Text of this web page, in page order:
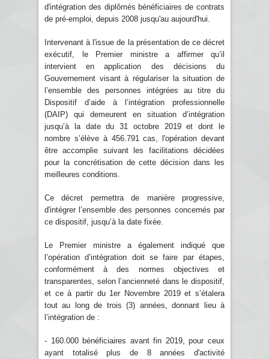
d'intégration des diplômés bénéficiaires de contrats
de pré-emploi, depuis 2008 jusqu'au aujourd'hui.
Intervenant à l'issue de la présentation de ce décret
exécutif, le Premier ministre a affirmer qu’il
intervient en application des décisions du
Gouvernement visant à régulariser la situation de
l’ensemble des personnes intégrées au titre du
Dispositif d’aide à l’intégration professionnelle
(DAIP) qui demeurent en situation d’intégration
jusqu’à la date du 31 octobre 2019 et dont le
nombre s’élève à 456.791 cas, l'opération devant
être accomplie suivant les facilitations décidées
pour la concrétisation de cette décision dans les
meilleures conditions.
Ce décret permettra de manière progressive,
d'intégrer l’ensemble des personnes concernés par
ce dispositif, jusqu’à la date fixée.
Le Premier ministre a également indiqué que
l’opération d’intégration doit se faire par étapes,
conformément à des normes objectives et
transparentes, selon l’ancienneté dans le dispositif,
et ce à partir du 1er Novembre 2019 et s’étalera
tout au long de trois (3) années, donnant lieu à
l’intégration de :
- 160.000 bénéficiaires avant fin 2019, pour ceux
ayant totalisé plus de 8 années d'activité